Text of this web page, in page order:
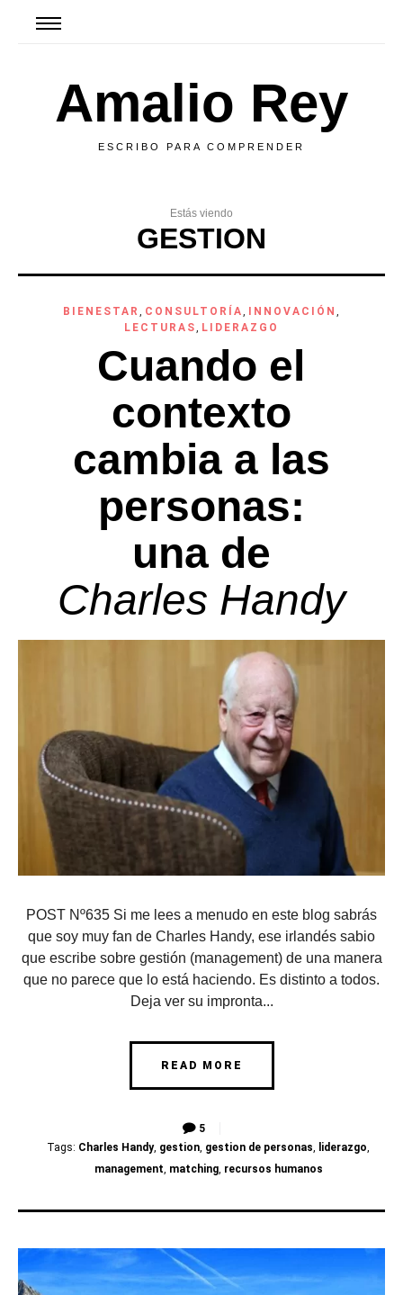
Amalio Rey
ESCRIBO PARA COMPRENDER
Estás viendo
GESTION
BIENESTAR, CONSULTORÍA, INNOVACIÓN,
LECTURAS, LIDERAZGO
Cuando el
contexto
cambia a las
personas:
una de
Charles Handy
POST Nº635 Si me lees a menudo en este blog sabrás
que soy muy fan de Charles Handy, ese irlandés sabio
que escribe sobre gestión (management) de una manera
que no parece que lo está haciendo. Es distinto a todos.
Deja ver su impronta...
READ MORE
5
Tags: Charles Handy, gestion, gestion de personas, liderazgo,
management, matching, recursos humanos